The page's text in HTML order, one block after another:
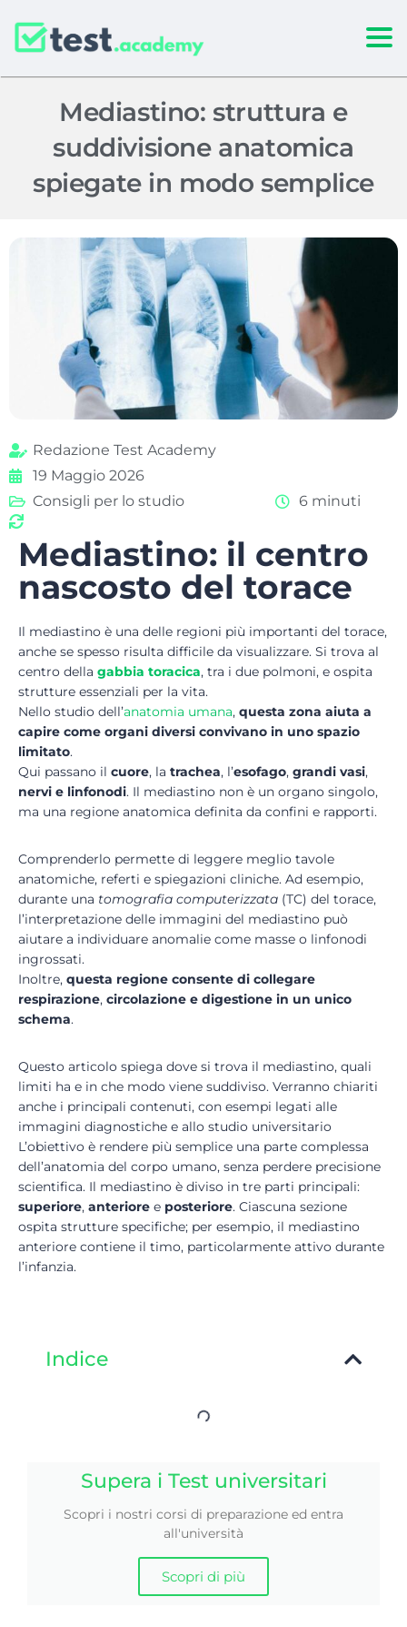
Mediastino: struttura e
suddivisione anatomica
spiegate in modo semplice
Redazione Test Academy
19 Maggio 2026
Consigli per lo studio
6 minuti
Mediastino: il centro
nascosto del torace
Il mediastino è una delle regioni più importanti del torace,
anche se spesso risulta difficile da visualizzare. Si trova al
centro della gabbia toracica, tra i due polmoni, e ospita
strutture essenziali per la vita.
Nello studio dell’anatomia umana, questa zona aiuta a
capire come organi diversi convivano in uno spazio
limitato.
Qui passano il cuore, la trachea, l’esofago, grandi vasi,
nervi e linfonodi. Il mediastino non è un organo singolo,
ma una regione anatomica definita da confini e rapporti.
Comprenderlo permette di leggere meglio tavole
anatomiche, referti e spiegazioni cliniche. Ad esempio,
durante una tomografia computerizzata (TC) del torace,
l’interpretazione delle immagini del mediastino può
aiutare a individuare anomalie come masse o linfonodi
ingrossati.
Inoltre, questa regione consente di collegare
respirazione, circolazione e digestione in un unico
schema.
Questo articolo spiega dove si trova il mediastino, quali
limiti ha e in che modo viene suddiviso. Verranno chiariti
anche i principali contenuti, con esempi legati alle
immagini diagnostiche e allo studio universitario
L’obiettivo è rendere più semplice una parte complessa
dell’anatomia del corpo umano, senza perdere precisione
scientifica. Il mediastino è diviso in tre parti principali:
superiore, anteriore e posteriore. Ciascuna sezione
ospita strutture specifiche; per esempio, il mediastino
anteriore contiene il timo, particolarmente attivo durante
l’infanzia.
Indice
Supera i Test universitari
Scopri i nostri corsi di preparazione ed entra
all'università
Scopri di più